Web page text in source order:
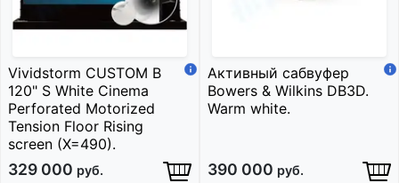
Vividstorm CUSTOM B
120" S White Cinema
Perforated Motorized
Tension Floor Rising
screen (X=490).
329 000 руб.
Активный сабвуфер
Bowers & Wilkins DB3D.
Warm white.
390 000 руб.